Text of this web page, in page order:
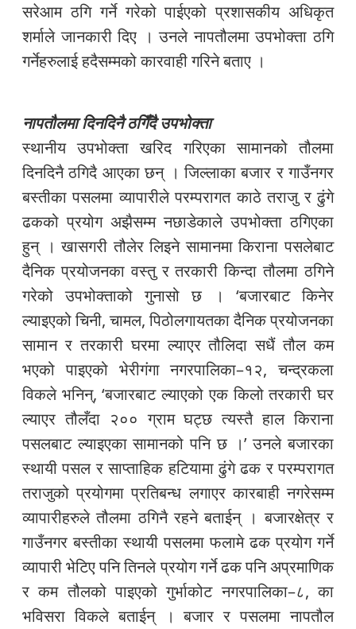
सरेआम ठगि गर्ने गरेको पाईएको प्रशासकीय अधिकृत
शर्माले जानकारी दिए । उनले नापतौलमा उपभोक्ता ठगि
गर्नेहरुलाई हदैसम्मको कारवाही गरिने बताए ।
नापतौलमा दिनदिनै ठगिँदै उपभोक्ता
स्थानीय उपभोक्ता खरिद गरिएका सामानको तौलमा
दिनदिनै ठगिदै आएका छन् । जिल्लाका बजार र गाउँनगर
बस्तीका पसलमा व्यापारीले परम्परागत काठे तराजु र ढुंगे
ढकको प्रयोग अझैसम्म नछाडेकाले उपभोक्ता ठगिएका
हुन् । खासगरी तौलेर लिइने सामानमा किराना पसलेबाट
दैनिक प्रयोजनका वस्तु र तरकारी किन्दा तौलमा ठगिने
गरेको उपभोक्ताको गुनासो छ । ‘बजारबाट किनेर
ल्याइएको चिनी, चामल, पिठोलगायतका दैनिक प्रयोजनका
सामान र तरकारी घरमा ल्याएर तौलिदा सधैं तौल कम
भएको पाइएको भेरीगंगा नगरपालिका–१२, चन्द्रकला
विकले भनिन्, ‘बजारबाट ल्याएको एक किलो तरकारी घर
ल्याएर तौलँदा २०० ग्राम घट्छ त्यस्तै हाल किराना
पसलबाट ल्याइएका सामानको पनि छ ।’ उनले बजारका
स्थायी पसल र साप्ताहिक हटियामा ढुंगे ढक र परम्परागत
तराजुको प्रयोगमा प्रतिबन्ध लगाएर कारबाही नगरेसम्म
व्यापारीहरुले तौलमा ठगिनै रहने बताईन् । बजारक्षेत्र र
गाउँनगर बस्तीका स्थायी पसलमा फलामे ढक प्रयोग गर्ने
व्यापारी भेटिए पनि तिनले प्रयोग गर्ने ढक पनि अप्रमाणिक
र कम तौलको पाइएको गुर्भाकोट नगरपालिका–८, का
भविसरा विकले बताईन् । बजार र पसलमा नापतौल